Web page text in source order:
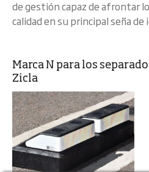
de gestión capaz de afrontar
calidad en su principal seña
Marca N para los
Zicla